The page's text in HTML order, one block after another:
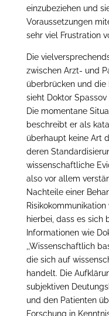
einzubeziehen und
Voraussetzungen
sehr viel Frustration
Die
zwischen Arzt- und
überbrücken und die
sieht Doktor
Die momentane
beschreibt er als
überhaupt keine Art
deren
wissenschaftliche
also vor allem
Nachteile einer
hierbei, dass es sich
Informationen wie
,,Wissenschaftlich
die sich auf
handelt. Die
subjektiven
und den Patienten
Forschung in